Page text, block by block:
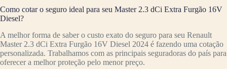
Como cotar o seguro ideal para seu Master 2.3 dCi Extra Furgão 16V
Diesel?
A melhor forma de saber o custo exato do seguro para seu Renault
Master 2.3 dCi Extra Furgão 16V Diesel 2024 é fazendo uma cotação
personalizada. Trabalhamos com as principais seguradoras do país para
oferecer a melhor proteção pelo menor preço.